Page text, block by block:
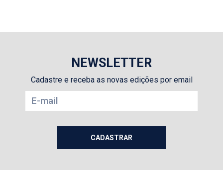
NEWSLETTER
Cadastre e receba as novas edições por email